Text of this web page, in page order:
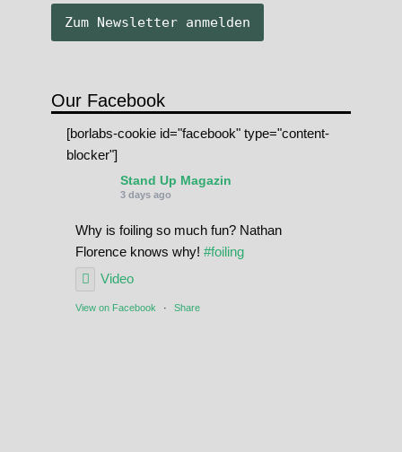
Our Facebook
[borlabs-cookie id="facebook" type="content-
blocker"]
Stand Up Magazin
3 days ago
Why is foiling so much fun? Nathan
Florence knows why! #foiling
Video
View on Facebook · Share